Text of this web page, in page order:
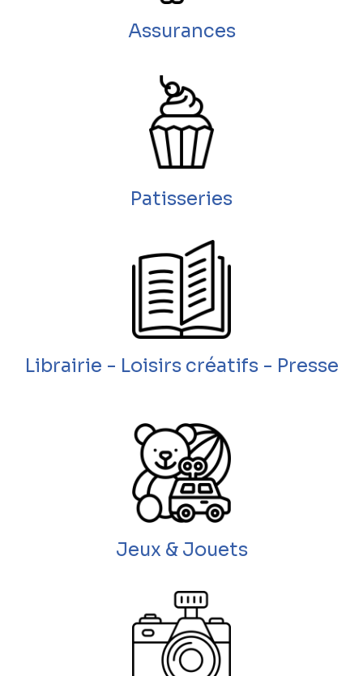
Assurances
Patisseries
Librairie - Loisirs créatifs - Presse
Jeux & Jouets